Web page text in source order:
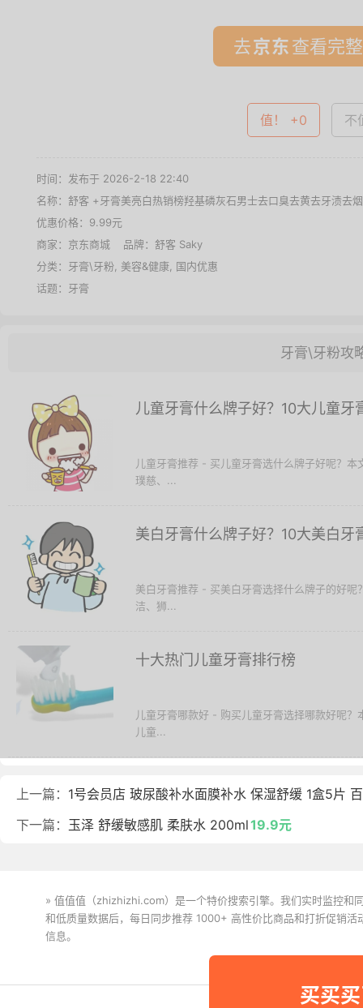
买买
去 查看完
值！ +0 不
时间：发布于 2026-2-18 22:40
名称： 舒客 +牙膏美亮白热销榜羟基磷灰石男士去口臭去黄去牙渍去
优惠价格： 9.99元
商家： 京东商城 品牌： 舒客 Saky
分类： 牙膏\牙粉 美容&健康 国内优惠
话题： 牙膏
牙膏\牙粉攻
儿童牙膏什么牌子好？10大儿童牙
儿童牙膏推荐 - 买儿童牙膏选什么牌子好呢？
璞慈、...
美白牙膏什么牌子好？10大美白牙
美白牙膏推荐 - 买美白牙膏选择什么牌子的好
洁、狮...
十大热门儿童牙膏排行榜
儿童牙膏哪款好 - 购买儿童牙膏选择哪款好呢
儿童...
上一篇： 1号会员店 玻尿酸补水面膜补水 保湿舒缓 1盒5片
下一篇： 玉泽 舒缓敏感肌 柔肤水 200ml19.9元
» 值值值（zhizhizhi.com）是一个特价搜索引擎。我们实时监控和
和低质量数据后，每日同步推荐 1000+ 高性价比商品和打折促销
信息。
Copyright © 2011-2026 网购